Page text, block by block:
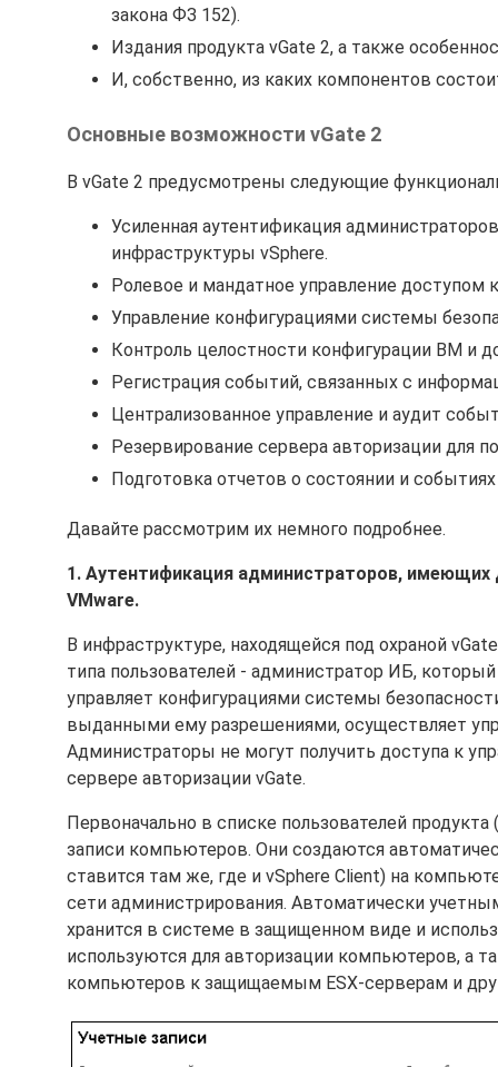
закона ФЗ 152).
Издания продукта vGate 2, а также
И, собственно, из каких компонентов
Основные возможности vGate 2
В vGate 2 предусмотрены следующие
Усиленная аутентификация
инфраструктуры vSphere.
Ролевое и мандатное управление
Управление конфигурациями системы
Контроль целостности конфигурации ВМ и
Регистрация событий, связанных с
Централизованное управление и аудит
Резервирование сервера авторизации для
Подготовка отчетов о состоянии и
Давайте рассмотрим их немного подробнее.
1. Аутентификация администраторов, имеющих
VMware.
В инфраструктуре, находящейся под охраной
типа пользователей - администратор ИБ,
управляет конфигурациями системы
выданными ему разрешениями, осуществляет
Администраторы не могут получить доступа к
сервере авторизации vGate.
Первоначально в списке пользователей
записи компьютеров. Они создаются
ставится там же, где и vSphere Client) на
сети администрирования. Автоматически
хранится в системе в защищенном виде и
используются для авторизации компьютеров, а
компьютеров к защищаемым ESX-серверам и